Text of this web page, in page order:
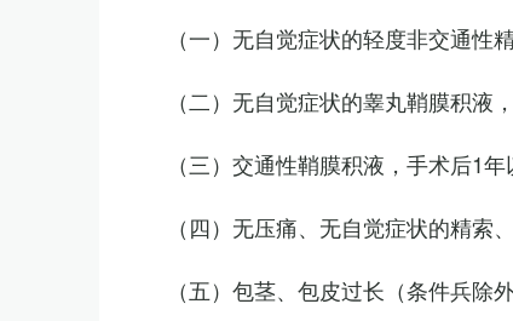
（一）无自觉症状的轻度非交通性
（二）无自觉症状的睾丸鞘膜积液
（三）交通性鞘膜积液，手术后1
（四）无压痛、无自觉症状的精索
（五）包茎、包皮过长（条件兵除